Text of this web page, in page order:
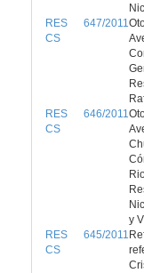
RES 647/2011
CS
RES 646/2011
CS
y
RES 645/2011
CS